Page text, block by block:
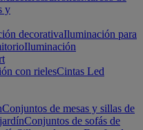
y
decorativaIluminación para
Iluminación
con rielesCintas Led
Conjuntos de mesas y sillas de
Conjuntos de sofás de